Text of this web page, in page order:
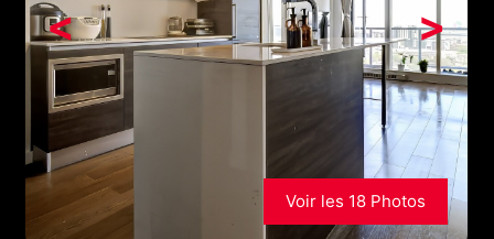
>
<
Voir les 18 Photos